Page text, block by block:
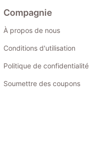
Compagnie
À propos de nous
Conditions d'utilisation
Politique de confidentialité
Soumettre des coupons